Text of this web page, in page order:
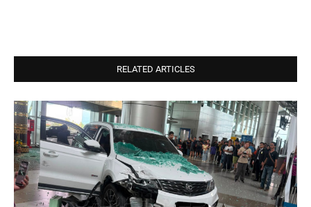
RELATED ARTICLES